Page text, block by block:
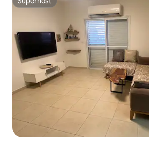
Superhost